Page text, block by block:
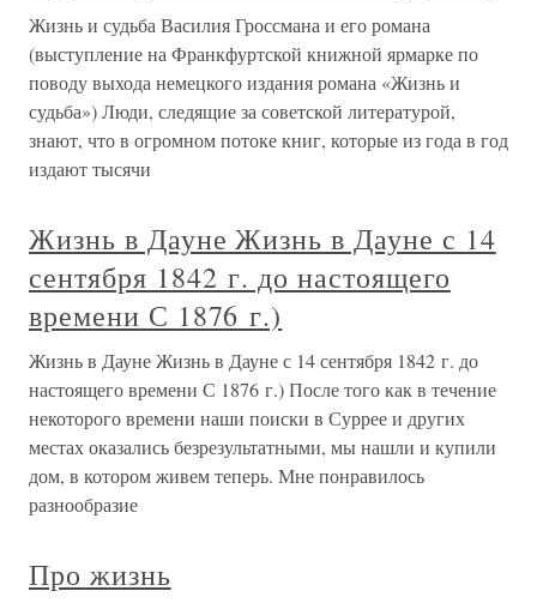
Жизнь и судьба Василия Гроссмана и его романа
(выступление на Франкфуртской книжной ярмарке по
поводу выхода немецкого издания романа «Жизнь и
судьба») Люди, следящие за советской литературой,
знают, что в огромном потоке книг, которые из года в год
издают тысячи
Жизнь в Дауне Жизнь в Дауне с 14
сентября 1842 г. до настоящего
времени С 1876 г.)
Жизнь в Дауне Жизнь в Дауне с 14 сентября 1842 г. до
настоящего времени С 1876 г.) После того как в течение
некоторого времени наши поиски в Суррее и других
местах оказались безрезультатными, мы нашли и купили
дом, в котором живем теперь. Мне понравилось
разнообразие
Про жизнь